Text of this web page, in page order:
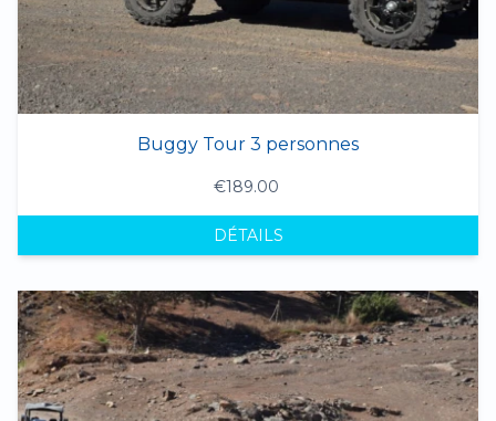
Buggy Tour 3 personnes
€189.00
DÉTAILS